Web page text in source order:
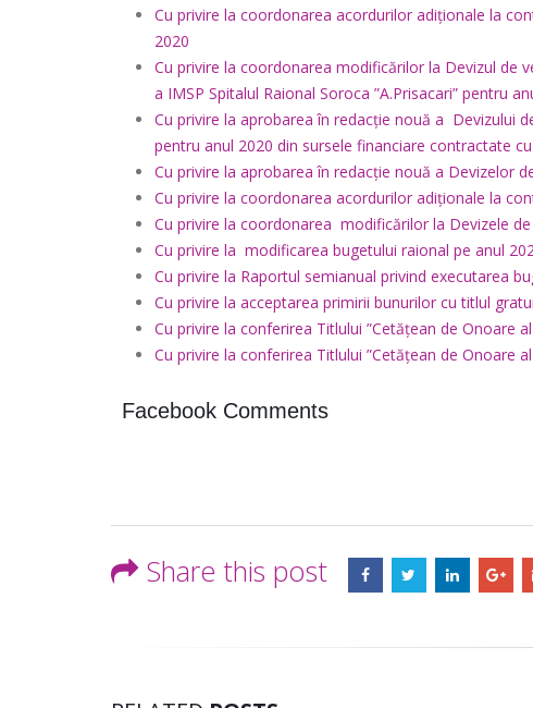
Cu privire la coordonarea acordurilor adiționale la
2020
Cu privire la coordonarea modificărilor la Devizul de
a IMSP Spitalul Raional Soroca ”A.Prisacari” pentru
Cu privire la aprobarea în redacție nouă a Devizului
pentru anul 2020 din sursele financiare contractate
Cu privire la aprobarea în redacție nouă a Devizelor
Cu privire la coordonarea acordurilor adiționale la
Cu privire la coordonarea modificărilor la Devizele
Cu privire la modificarea bugetului raional pe anul
Cu privire la Raportul semianual privind executarea
Cu privire la acceptarea primirii bunurilor cu titlul
Cu privire la conferirea Titlului ”Cetățean de Onoare
Cu privire la conferirea Titlului ”Cetățean de Onoare
Facebook Comments
Share this post